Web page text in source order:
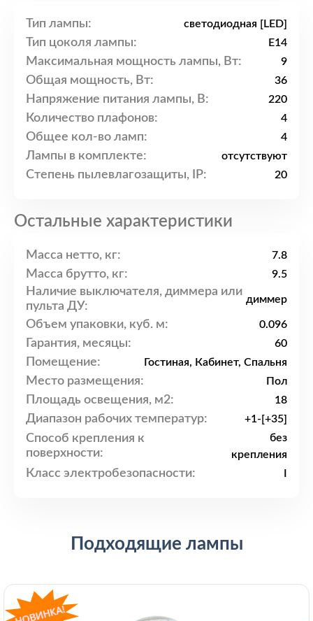
Тип лампы: светодиодная [LED]
Тип цоколя лампы: E14
Максимальная мощность лампы, Вт: 9
Общая мощность, Вт: 36
Напряжение питания лампы, В: 220
Количество плафонов: 4
Общее кол-во ламп: 4
Лампы в комплекте: отсутствуют
Степень пылевлагозащиты, IP: 20
Остальные характеристики
Масса нетто, кг: 7.8
Масса брутто, кг: 9.5
Наличие выключателя, диммера или
пульта ДУ:
диммер
Объем упаковки, куб. м: 0.096
Гарантия, месяцы: 60
Помещение: Гостиная, Кабинет, Спальня
Место размещения: Пол
Площадь освещения, м2: 18
Диапазон рабочих температур: +1-[+35]
Способ крепления к
поверхности:
без
крепления
Класс электробезопасности:
Подходящие лампы